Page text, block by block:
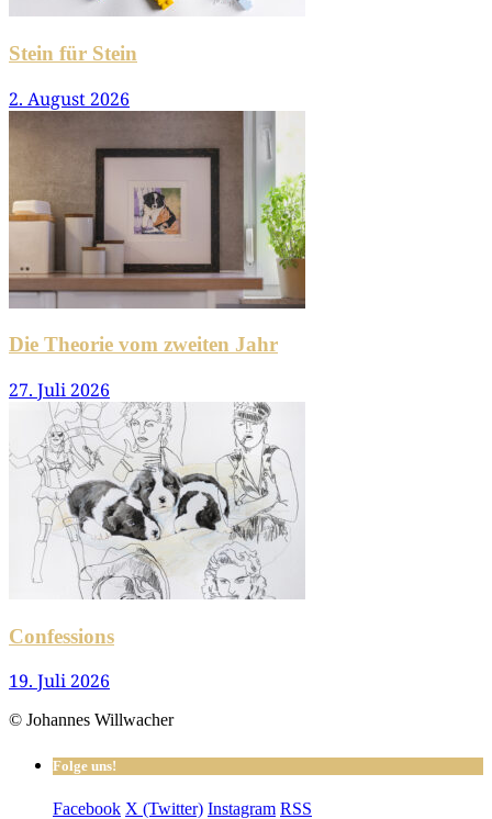
Stein für Stein
2. August 2026
Die Theorie vom zweiten Jahr
27. Juli 2026
Confessions
19. Juli 2026
© Johannes Willwacher
Folge uns!
Facebook X (Twitter) Instagram RSS